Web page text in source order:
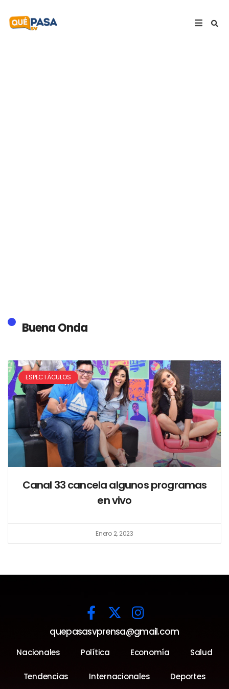
Buena Onda
ESPECTÁCULOS
Canal 33 cancela algunos programas
en vivo
Enero 2, 2023
quepasasvprensa@gmail.com
Nacionales Política Economía Salud
Tendencias Internacionales Deportes